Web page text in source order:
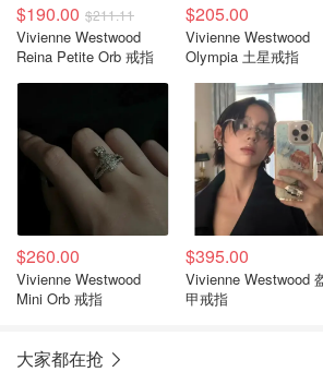
$190.00 $211.11
Vivienne Westwood
Reina Petite Orb 戒指
$205.00
Vivienne Westwood
Olympia 土星戒指
$260.00
Vivienne Westwood
Mini Orb 戒指
$395.00
Vivienne Westwood
甲戒指
大家都在抢